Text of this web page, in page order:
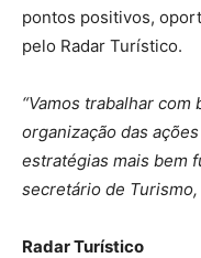
pontos positivos,
pelo Radar Turístico.
“Vamos trabalhar
organização das
estratégias mais bem
secretário de Turismo,
Radar Turístico